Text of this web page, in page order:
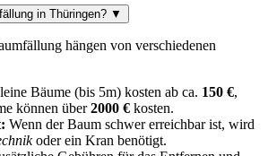
in Thüringen? ▼
hängen von verschiedenen
Bäume (bis 5m) kosten ab ca. 150 €,
können über2000 € kosten.
Wenn der Baum schwer erreichbar ist, wird
oder ein Kran benötigt.